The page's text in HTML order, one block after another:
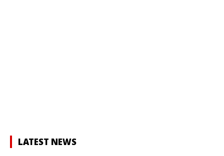
LATEST NEWS